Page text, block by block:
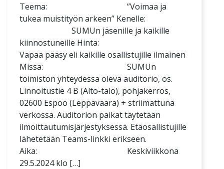
Teema: ”Voimaa ja
tukea muistityön arkeen” Kenelle:
SUMUn jäsenille ja kaikille
kiinnostuneille Hinta:
Vapaa pääsy eli kaikille osallistujille ilmainen
Missä: SUMUn
toimiston yhteydessä oleva auditorio, os.
Linnoitustie 4 B (Alto-talo), pohjakerros,
02600 Espoo (Leppävaara) + striimattuna
verkossa. Auditorion paikat täytetään
ilmoittautumisjärjestyksessä. Etäosallistujille
lähetetään Teams-linkki erikseen.
Aika: Keskiviikkona
29.5.2024 klo […]